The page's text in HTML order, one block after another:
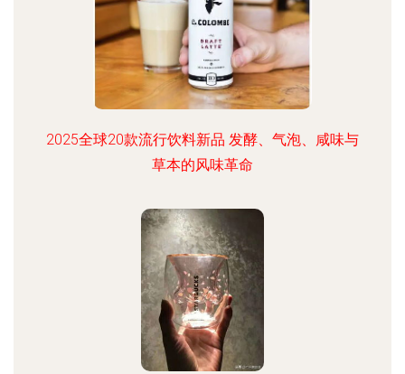
2025全球20款流行饮料新品 发酵、气泡、咸味与
草本的风味革命